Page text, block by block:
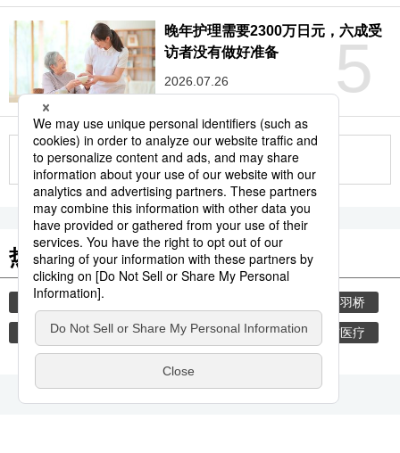
5
晚年护理需要2300万日元，六成受
访者没有做好准备
2026.07.26
更多
热门关键词
生活与旅游 合羽桥
日式厨具 日本料理 炒锅 锅 健康与医疗